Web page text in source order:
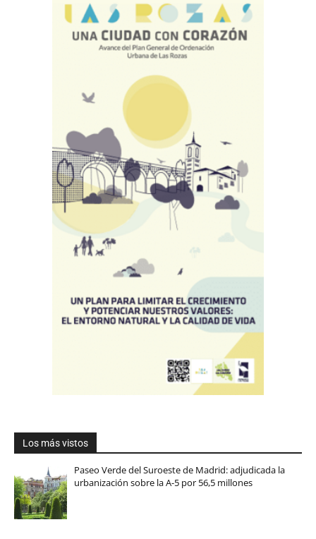
Los más vistos
Paseo Verde del Suroeste de Madrid: adjudicada la
urbanización sobre la A-5 por 56,5 millones